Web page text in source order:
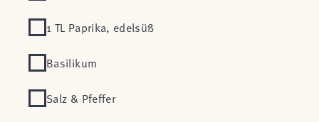
1 TL Paprika, edelsüß
Basilikum
Salz & Pfeffer